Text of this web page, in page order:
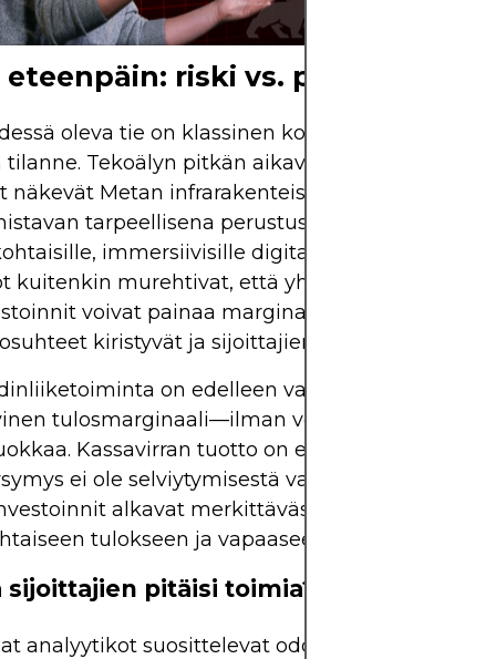
riski vs. palkkio
oleva tie on klassinen korkean riskin ja
tilanne. Tekoälyn pitkän aikavälin häiriötä
näkevät Metan infrarakenteisiin perustuvan
tarpeellisena perustustyönä erittäin
immersiivisille digitaalisille
kuitenkin murehtivat, että yhtiön valtavat
voivat painaa marginaaleja aikana, jolloin
kiristyvät ja sijoittajien kärsivällisyys
on edelleen vahvaa. Sen 39,99 %
tulosmarginaali—ilman veromaksua—on
Kassavirran tuotto on edelleen vahva, ja
ei ole selviytymisestä vaan ajasta: Milloin
alkavat merkittävästi vaikuttaa
tulokseen ja vapaaseen kassavirtaan?
sijoittajien pitäisi toimia?
analyytikot suosittelevat odottavaa